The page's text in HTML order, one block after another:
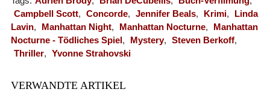
Campbell Scott, Concorde, Jennifer Beals, Krimi,
Linda
Lavin, Manhattan Night, Manhattan Nocturne,
Manhattan
Nocturne - Tödliches Spiel, Mystery, Steven Berkoff,
Thriller, Yvonne Strahovski
VERWANDTE ARTIKEL